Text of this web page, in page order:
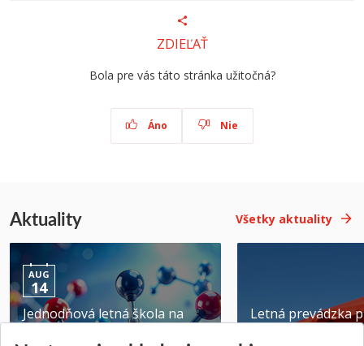
ZDIEĽAŤ
Bola pre vás táto stránka užitočná?
Áno Nie
Aktuality Všetky aktuality
AUG
14
Jednodňová letná škola na
Letná prevádzka